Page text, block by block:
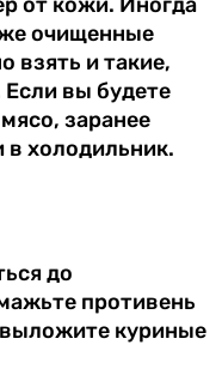
очищенные
взять и такие,
Если вы будете
заранее
в холодильник.
до
противень
куриные